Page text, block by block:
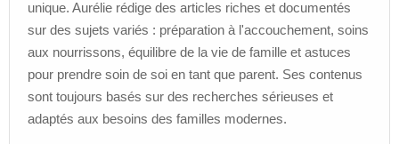
unique. Aurélie rédige des articles riches et documentés
sur des sujets variés : préparation à l'accouchement, soins
aux nourrissons, équilibre de la vie de famille et astuces
pour prendre soin de soi en tant que parent. Ses contenus
sont toujours basés sur des recherches sérieuses et
adaptés aux besoins des familles modernes.